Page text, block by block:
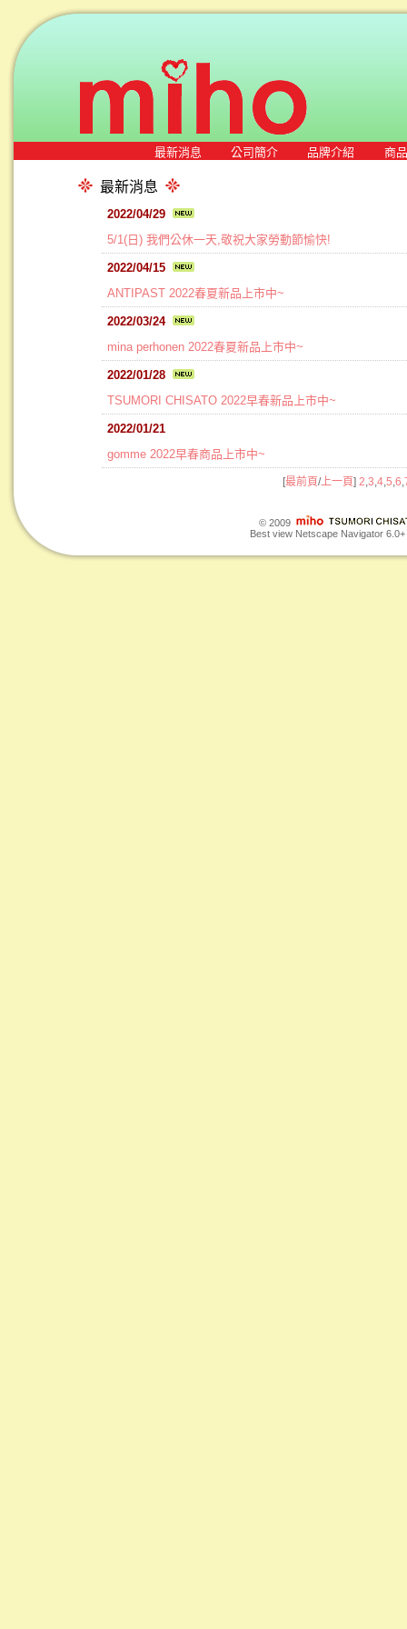
最新消息 公司簡介 品牌介紹 商
最新消息
2022/04/29
5/1(日) 我們公休一天,敬祝大家勞動節愉快!
2022/04/15
ANTIPAST 2022春夏新品上市中~
2022/03/24
mina perhonen 2022春夏新品上市中~
2022/01/28
TSUMORI CHISATO 2022早春新品上市中~
2022/01/21
gomme 2022早春商品上市中~
[最前頁/上一頁] 2 3 4, 5 6
© 2009
Best view Netscape Navigator